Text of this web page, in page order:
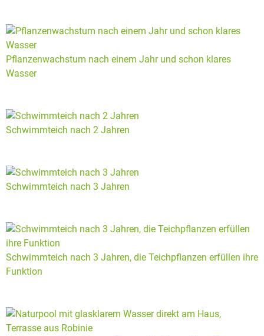
Pflanzenwachstum nach einem Jahr und schon klares
Wasser
Schwimmteich nach 2 Jahren
Schwimmteich nach 3 Jahren
Schwimmteich nach 3 Jahren, die Teichpflanzen erfüllen ihre
Funktion